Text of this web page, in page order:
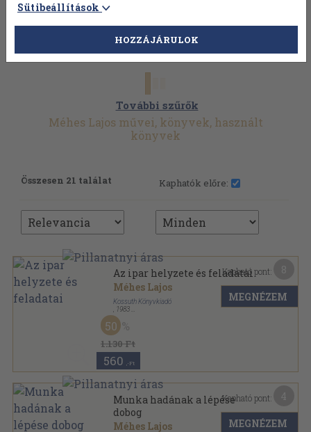
További szűrők
Méhes Lajos művei, könyvek, használt
könyvek
Összesen 21 találat Kaphatók előre:
Az ipar helyzete és feladatai
Méhes Lajos
Kossuth Könyvkiadó
1983
Ragasztott papírkötés
1.130 Ft
50
560 ,-Ft
Kapható pont:
MEGNÉZEM
Munka hadának a lépése
dobog
Méhes Lajos
Kapható pont:
MEGNÉZEM
Sütibeállítások
HOZZÁJÁRULOK